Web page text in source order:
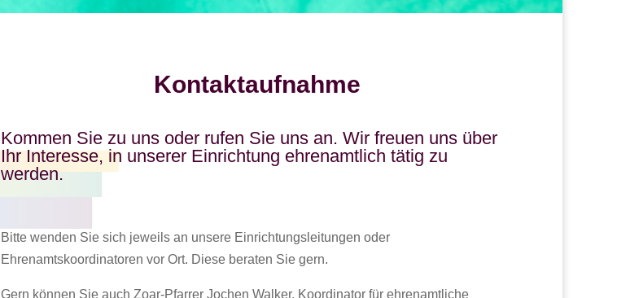
Kontaktaufnahme
Kommen Sie zu uns oder rufen Sie uns an. Wir freuen uns über
Ihr Interesse, in unserer Einrichtung ehrenamtlich tätig zu
werden.
Bitte wenden Sie sich jeweils an unsere Einrichtungsleitungen oder
Ehrenamtskoordinatoren vor Ort. Diese beraten Sie gern.
Gern können Sie auch Zoar-Pfarrer Jochen Walker, Koordinator für ehrenamtliche